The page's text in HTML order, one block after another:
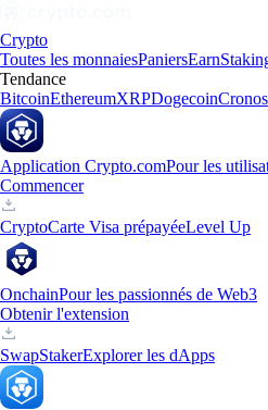
Crypto
Toutes les monnaiesPaniersEarn
Tendance
BitcoinEthereumXRPDogecoinCronos
Application Crypto.comPour les
Commencer
CryptoCarte Visa prépayéeLevel Up
OnchainPour les passionnés de Web3
Obtenir l'extension
SwapStakerExplorer les dApps